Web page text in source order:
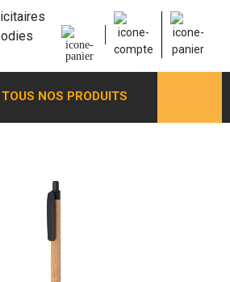
TOUS NOS PRODUITS